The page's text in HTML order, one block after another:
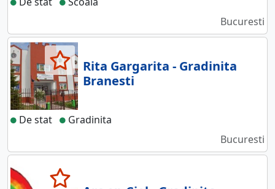
Bucuresti
Rita Gargarita - Gradinita
Branesti
De stat
Gradinita
Bucuresti